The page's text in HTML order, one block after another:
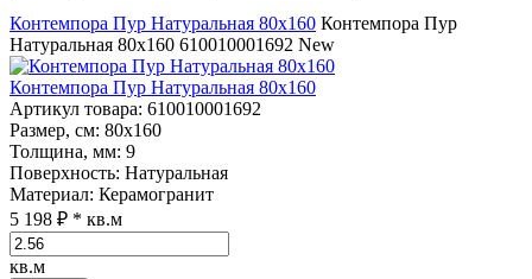
Контемпора Пур Натуральная 80x160 Контемпора Пур
Натуральная 80x160 610010001692 New
Контемпора Пур Натуральная 80x160
Артикул товара: 610010001692
Размер, см: 80x160
Толщина, мм: 9
Поверхность: Натуральная
Материал: Керамогранит
5 198 ₽ * кв.м
кв.м